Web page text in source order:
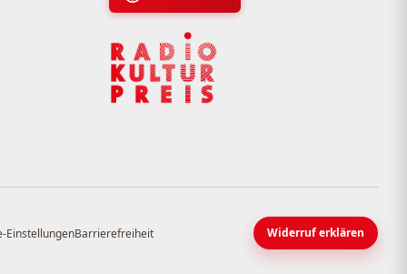
EinstellungenBarrierefreiheit Widerruf erklären